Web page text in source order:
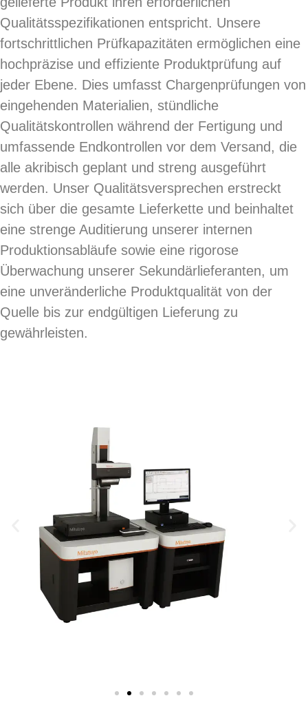
Qualitätsspezifikationen entspricht. Unsere
fortschrittlichen Prüfkapazitäten ermöglichen eine
hochpräzise und effiziente Produktprüfung auf
jeder Ebene. Dies umfasst Chargenprüfungen von
eingehenden Materialien, stündliche
Qualitätskontrollen während der Fertigung und
umfassende Endkontrollen vor dem Versand, die
alle akribisch geplant und streng ausgeführt
werden. Unser Qualitätsversprechen erstreckt
sich über die gesamte Lieferkette und beinhaltet
eine strenge Auditierung unserer internen
Produktionsabläufe sowie eine rigorose
Überwachung unserer Sekundärlieferanten, um
eine unveränderliche Produktqualität von der
Quelle bis zur endgültigen Lieferung zu
gewährleisten.